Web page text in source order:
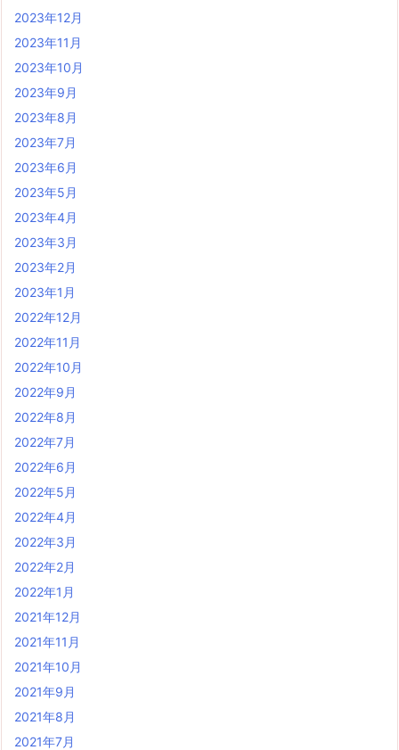
2023年12月
2023年11月
2023年10月
2023年9月
2023年8月
2023年7月
2023年6月
2023年5月
2023年4月
2023年3月
2023年2月
2023年1月
2022年12月
2022年11月
2022年10月
2022年9月
2022年8月
2022年7月
2022年6月
2022年5月
2022年4月
2022年3月
2022年2月
2022年1月
2021年12月
2021年11月
2021年10月
2021年9月
2021年8月
2021年7月